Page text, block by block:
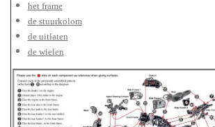
het frame
de stuurkolom
de uitlaten
de wielen